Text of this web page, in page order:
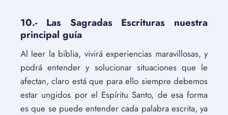
10.- Las Sagradas Escrituras nuestra
principal guía
Al leer la biblia, vivirá experiencias maravillosas, y
podrá entender y solucionar situaciones que le
afectan, claro está que para ello siempre debemos
estar ungidos por el Espíritu Santo, de esa forma
es que se puede entender cada palabra escrita, ya